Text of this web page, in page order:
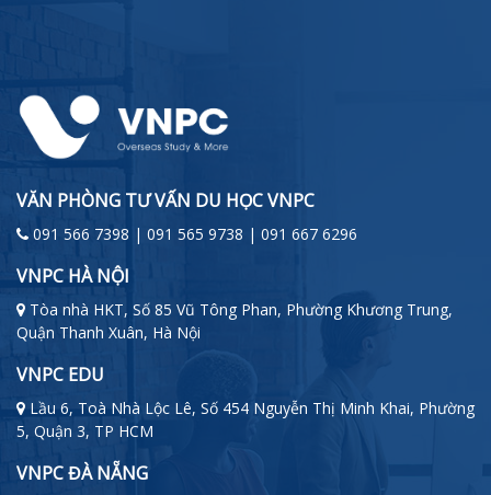
VĂN PHÒNG TƯ VẤN DU HỌC VNPC
091 566 7398 | 091 565 9738 | 091 667 6296
VNPC HÀ NỘI
Tòa nhà HKT, Số 85 Vũ Tông Phan, Phường Khương Trung,
Quận Thanh Xuân, Hà Nội
VNPC EDU
Lầu 6, Toà Nhà Lộc Lê, Số 454 Nguyễn Thị Minh Khai, Phường
5, Quận 3, TP HCM
VNPC ĐÀ NẴNG